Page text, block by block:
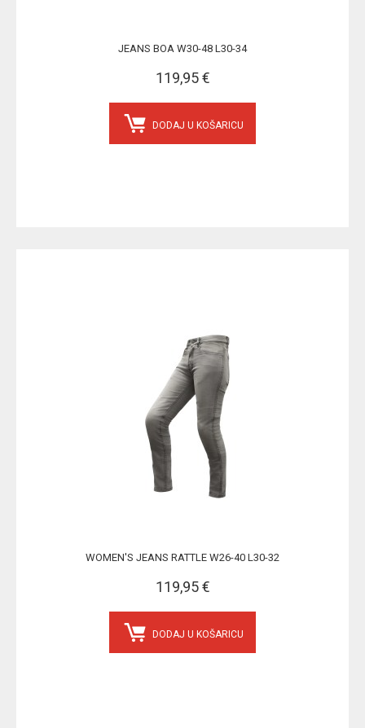
JEANS BOA W30-48 L30-34
119,95 €
DODAJ U KOŠARICU
WOMEN'S JEANS RATTLE W26-40 L30-32
119,95 €
DODAJ U KOŠARICU